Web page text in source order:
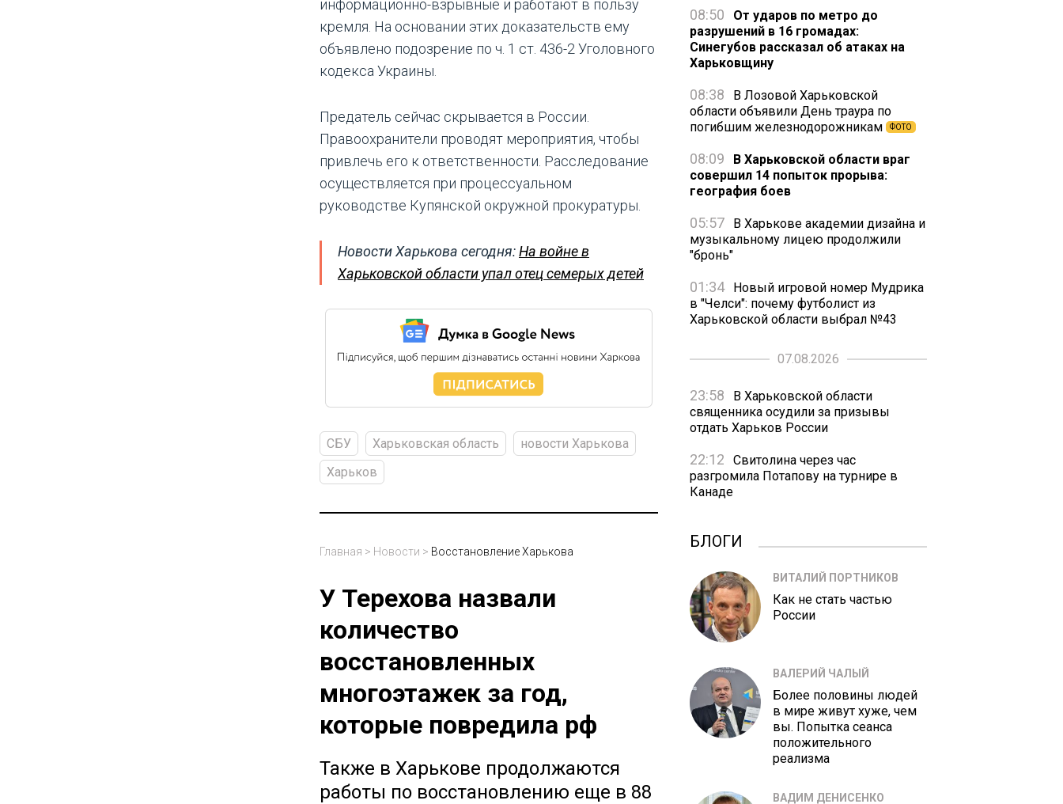
информационно-взрывные и работают в пользу
кремля. На основании этих доказательств ему
объявлено подозрение по ч. 1 ст. 436-2 Уголовного
кодекса Украины.
Предатель сейчас скрывается в России.
Правоохранители проводят мероприятия, чтобы
привлечь его к ответственности. Расследование
осуществляется при процессуальном
руководстве Купянской окружной прокуратуры.
Новости Харькова сегодня:На войне в
Харьковской области упал отец семерых детей
СБУ Харьковская область
новости Харькова
Харьков
Главная > Новости > Восстановление Харькова
У Терехова назвали
количество
восстановленных
многоэтажек за год,
которые повредила рф
Также в Харькове продолжаются
работы по восстановлению еще в 88
08:50
От ударов по метро до
разрушений в 16 громадах:
Синегубов рассказал об атаках на
Харьковщину
08:38
В Лозовой Харьковской
области объявили День траура по
погибшим железнодорожникам
ФОТО
08:09
В Харьковской области враг
совершил 14 попыток прорыва:
география боев
05:57
В Харькове академии дизайна и
музыкальному лицею продолжили
"бронь"
01:34
Новый игровой номер Мудрика
в "Челси": почему футболист из
Харьковской области выбрал №43
07.08.2026
23:58
В Харьковской области
священника осудили за призывы
отдать Харьков России
22:12
Свитолина через час
разгромила Потапову на турнире в
Канаде
БЛОГИ
ВИТАЛИЙ ПОРТНИКОВ
Как не стать частью
России
ВАЛЕРИЙ ЧАЛЫЙ
Более половины людей
в мире живут хуже, чем
вы. Попытка сеанса
положительного
реализма
ВАДИМ ДЕНИСЕНКО